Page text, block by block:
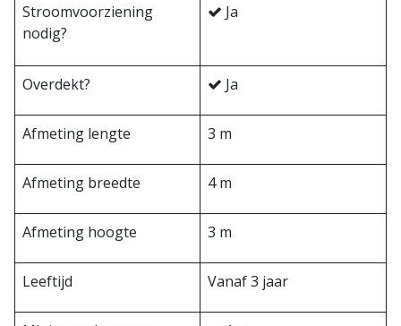
Stroomvoorziening
nodig?
Ja
Overdekt? Ja
Afmeting lengte 3 m
Afmeting breedte 4 m
Afmeting hoogte 3 m
Leeftijd Vanaf 3 jaar